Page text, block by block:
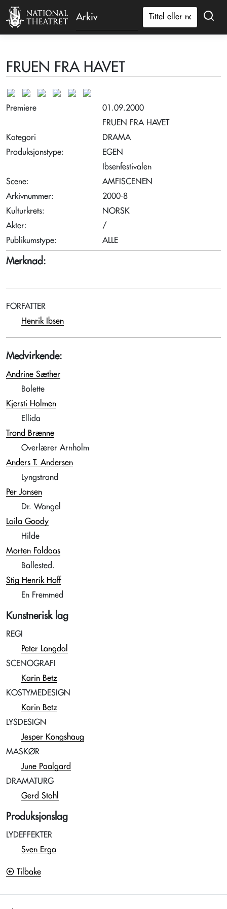
Arkiv
FRUEN FRA HAVET
Premiere
01.09.2000
FRUEN FRA HAVET
Kategori
DRAMA
Produksjonstype:
EGEN
Ibsenfestivalen
Scene:
AMFISCENEN
Arkivnummer:
2000-8
Kulturkrets:
NORSK
Akter:
/
Publikumstype:
ALLE
Merknad:
FORFATTER
Henrik Ibsen
Medvirkende:
Andrine Sæther
Bolette
Kjersti Holmen
Ellida
Trond Brænne
Overlærer Arnholm
Anders T. Andersen
Lyngstrand
Per Jansen
Dr. Wangel
Laila Goody
Hilde
Morten Faldaas
Ballested.
Stig Henrik Hoff
En Fremmed
Kunstnerisk lag
REGI
Peter Langdal
SCENOGRAFI
Karin Betz
KOSTYMEDESIGN
Karin Betz
LYSDESIGN
Jesper Kongshaug
MASKØR
June Paalgard
DRAMATURG
Gerd Stahl
Produksjonslag
LYDEFFEKTER
Sven Erga
Tilbake